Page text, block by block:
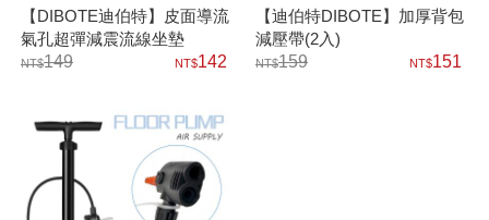
【DIBOTE迪伯特】皮面導流
氣孔超彈減震流線坐墊
149
142
【迪伯特DIBOTE】加厚背包
減壓帶(2入)
159
151